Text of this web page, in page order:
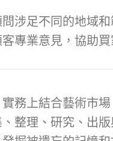
涉足不同的地域
專業意見，協助買
務上結合藝術市
整理、研究、出